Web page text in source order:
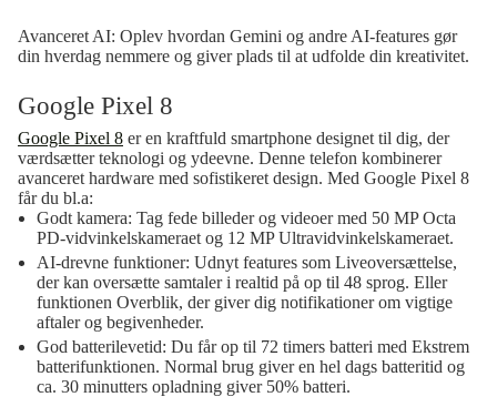
Avanceret AI: Oplev hvordan Gemini og andre AI-features gør
din hverdag nemmere og giver plads til at udfolde din kreativitet.
Google Pixel 8
Google Pixel 8 er en kraftfuld smartphone designet til dig, der
værdsætter teknologi og ydeevne. Denne telefon kombinerer
avanceret hardware med sofistikeret design. Med Google Pixel 8
får du bl.a:
Godt kamera: Tag fede billeder og videoer med 50 MP Octa
PD-vidvinkelskameraet og 12 MP Ultravidvinkelskameraet.
AI-drevne funktioner: Udnyt features som Liveoversættelse,
der kan oversætte samtaler i realtid på op til 48 sprog. Eller
funktionen Overblik, der giver dig notifikationer om vigtige
aftaler og begivenheder.
God batterilevetid: Du får op til 72 timers batteri med Ekstrem
batterifunktionen. Normal brug giver en hel dags batteritid og
ca. 30 minutters opladning giver 50% batteri.